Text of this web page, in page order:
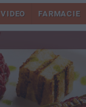
VIDEO FARMACIE